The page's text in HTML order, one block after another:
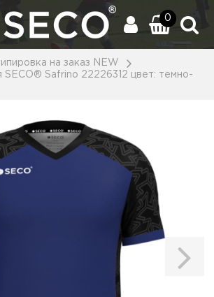
0
на заказ NEW
SECO® Safrino 22226312 цвет: темно-